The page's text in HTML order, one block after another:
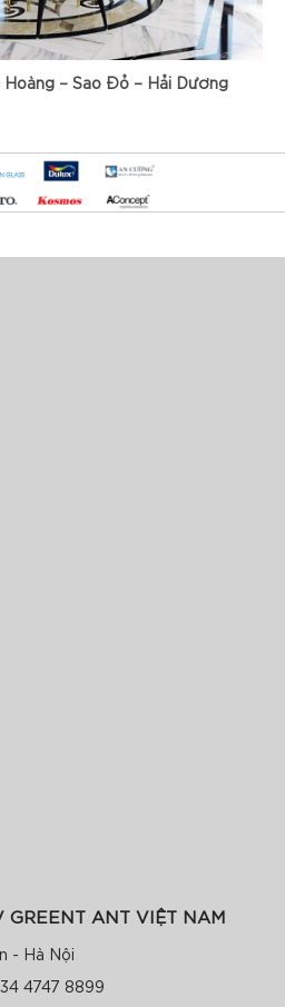
Hoàng – Sao Đỏ – Hải Dương
GREENT ANT VIỆT NAM
- Hà Nội
4747 8899